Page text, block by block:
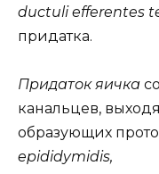
ductuli efferentes
придатка.
Придаток яичка
канальцев,
образующих
epididymidis,